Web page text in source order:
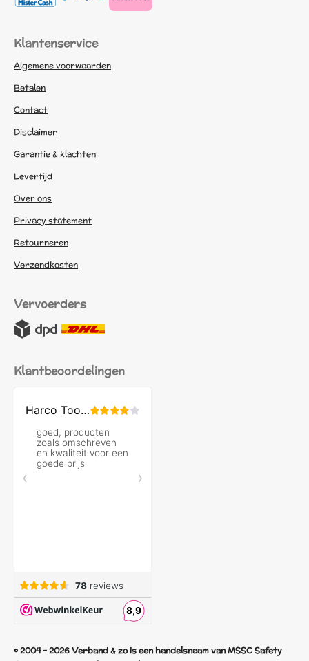
Klantenservice
Algemene voorwaarden
Betalen
Contact
Disclaimer
Garantie & klachten
Levertijd
Over ons
Privacy statement
Retourneren
Verzendkosten
Vervoerders
Klantbeoordelingen
© 2004 - 2026 Verband & zo is een handelsnaam van MSSC Safety